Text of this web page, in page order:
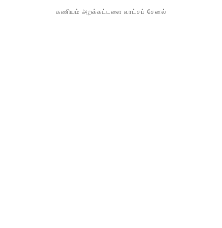
கணியம் அறக்கட்டளை வாட்சப் சேனல்